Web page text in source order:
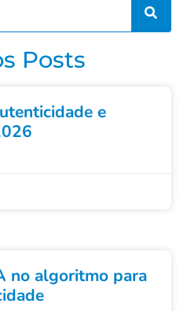
Posts
e
no algoritmo para